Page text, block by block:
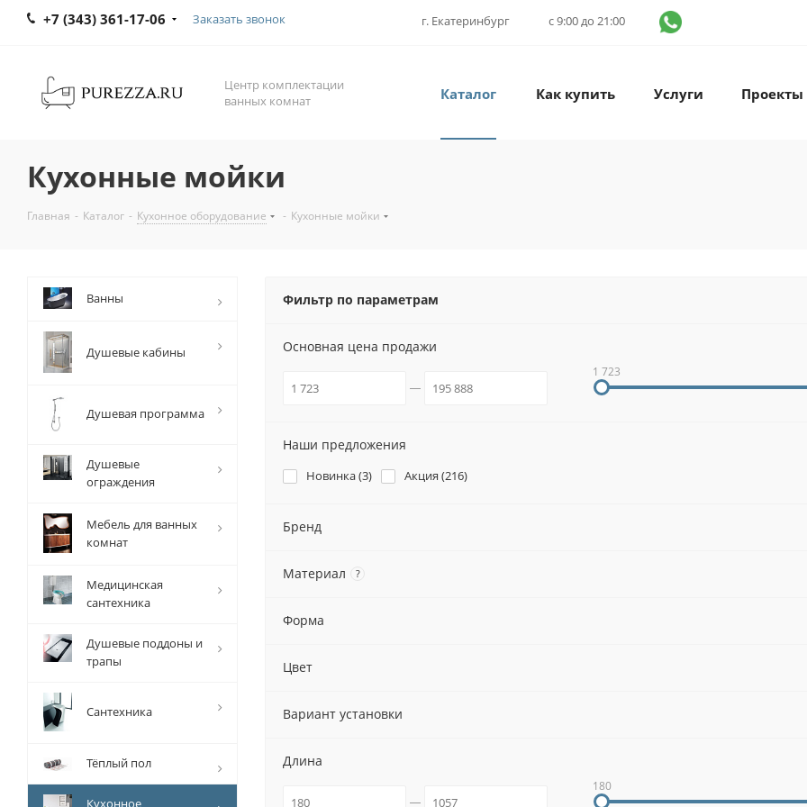
+7 (343) 361-17-06 Заказать звонок г. Екатеринбург с 9:00 до 21:00
Центр комплектации
ванных комнат
Каталог Как купить Услуги Проекты
Кухонные мойки
Главная - Каталог - Кухонное оборудование - Кухонные мойки
Фильтр по параметрам
Основная цена продажи
1 723
Наши предложения
Новинка (3) Акция (216)
Бренд
Материал ?
Форма
Цвет
Вариант установки
Длина
180
Ванны
Душевые кабины
Душевая программа
Душевые
ограждения
Мебель для ванных
комнат
Медицинская
сантехника
Душевые поддоны и
трапы
Сантехника
Тёплый пол
Кухонное